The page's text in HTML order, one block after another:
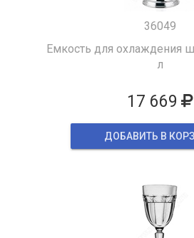
36049
Емкость для охлаждения
л
17 669
ДОБАВИТЬ В